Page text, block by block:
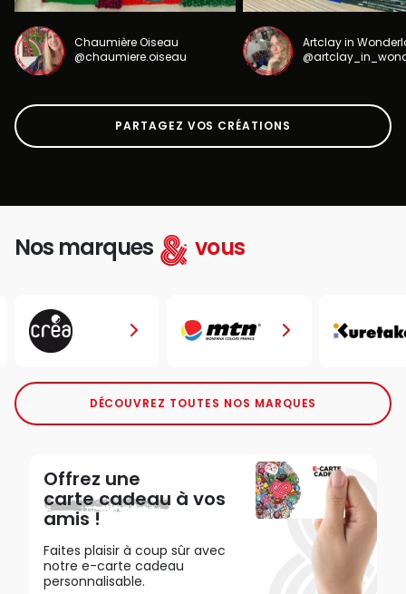
Chaumière Oiseau
@chaumiere.oiseau
Artclay in
PARTAGEZ VOS CRÉATIONS
Nos marques vous
DÉCOUVREZ TOUTES NOS MARQUES
Offrez une
carte cadeau à vos
amis !
Faites plaisir à coup sûr avec
notre e-carte cadeau
personnalisable.